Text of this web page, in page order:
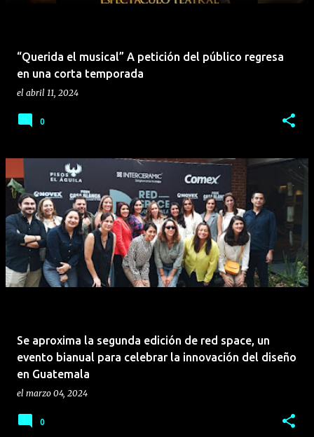
“Querida el musical” A petición del público regresa
en una corta temporada
el abril 11, 2024
0
Se aproxima la segunda edición de red space, un
evento bianual para celebrar la innovación del diseño
en Guatemala
el marzo 04, 2024
0